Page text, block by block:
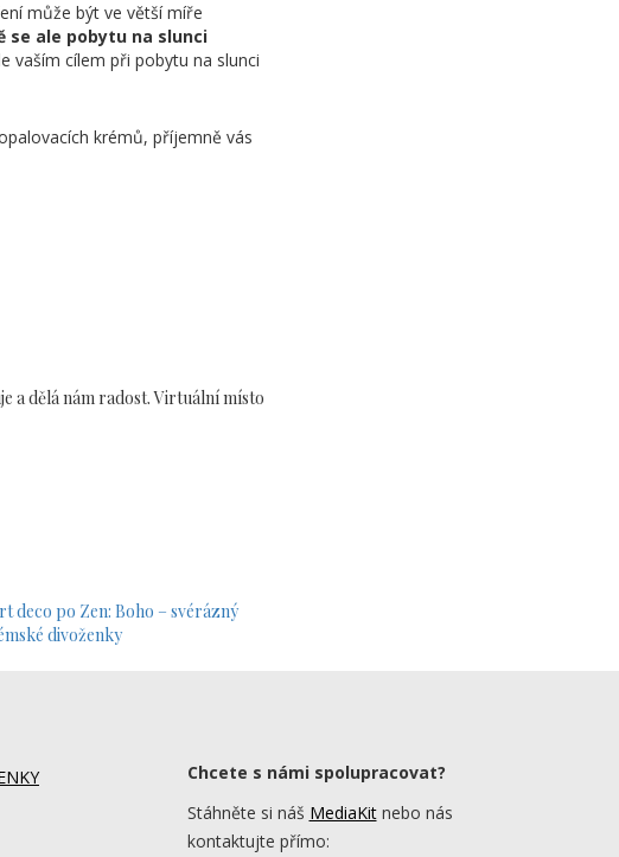
může být ve větší míře
se ale pobytu na slunci
vaším cílem při pobytu na slunci
krémů, příjemně vás
a dělá nám radost. Virtuální místo
deco po Zen: Boho – svérázný
divoženky
Chcete s námi spolupracovat?
Stáhněte si náš MediaKitnebo nás
kontaktujte přímo: